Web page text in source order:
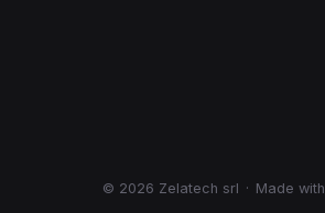
© 2026 Zelatech srl · Made with